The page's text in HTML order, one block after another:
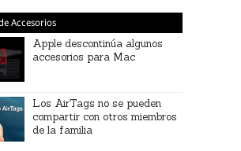
Accesorios
Apple descontinúa algunos
accesorios para Mac
Los AirTags no se pueden
compartir con otros miembros
de la familia